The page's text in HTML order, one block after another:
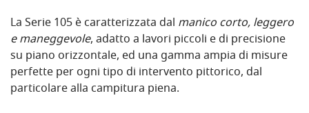
La Serie 105 è caratterizzata dal manico corto, leggero
e maneggevole, adatto a lavori piccoli e di precisione
su piano orizzontale, ed una gamma ampia di misure
perfette per ogni tipo di intervento pittorico, dal
particolare alla campitura piena.